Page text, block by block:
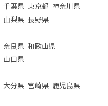
千葉県 東京都 神奈川県
山梨県 長野県
奈良県 和歌山県
山口県
大分県 宮崎県 鹿児島県